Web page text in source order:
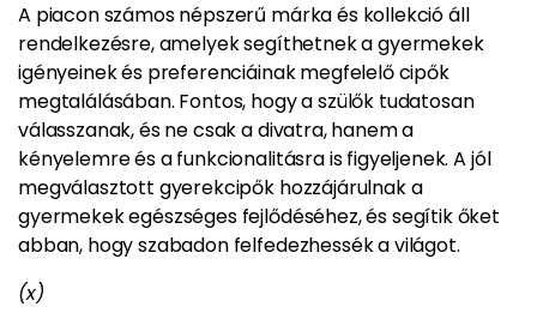
A piacon számos népszerű márka és kollekció áll
rendelkezésre, amelyek segíthetnek a gyermekek
igényeinek és preferenciáinak megfelelő cipők
megtalálásában. Fontos, hogy a szülők tudatosan
válasszanak, és ne csak a divatra, hanem a
kényelemre és a funkcionalitásra is figyeljenek. A jól
megválasztott gyerekcipők hozzájárulnak a
gyermekek egészséges fejlődéséhez, és segítik őket
abban, hogy szabadon felfedezhessék a világot.
(x)